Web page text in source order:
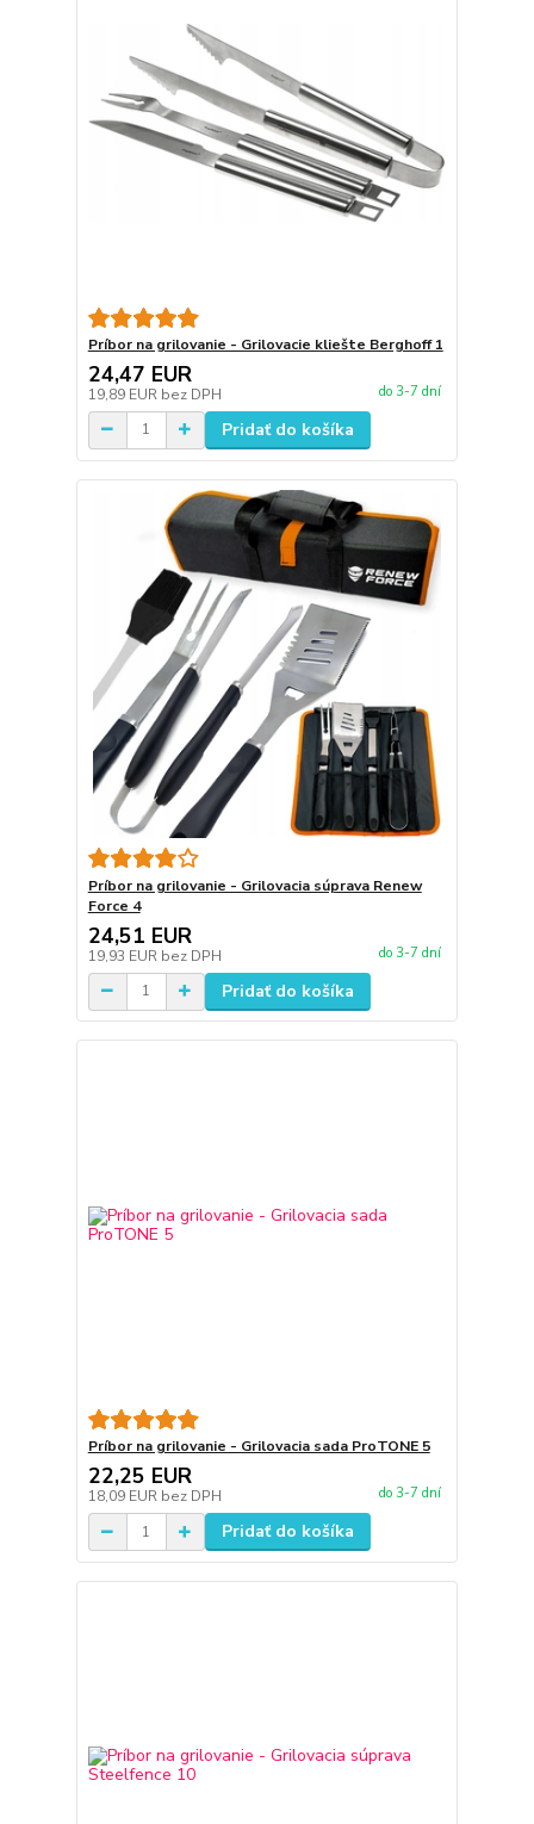
Príbor na grilovanie - Grilovacie kliešte Berghoff 1
24,47 EUR
19,89 EUR bez DPH do 3-7 dní
Pridať do košíka
Príbor na grilovanie - Grilovacia súprava Renew
Force 4
24,51 EUR
19,93 EUR bez DPH do 3-7 dní
Pridať do košíka
Príbor na grilovanie - Grilovacia sada ProTONE 5
22,25 EUR
18,09 EUR bez DPH do 3-7 dní
Pridať do košíka